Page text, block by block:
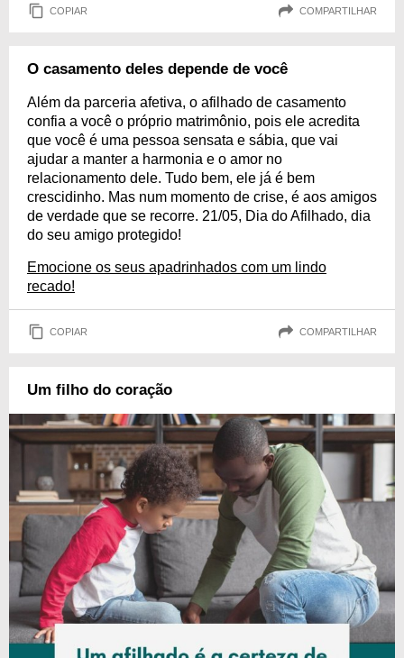
COPIAR COMPARTILHAR
O casamento deles depende de você
Além da parceria afetiva, o afilhado de casamento
confia a você o próprio matrimônio, pois ele acredita
que você é uma pessoa sensata e sábia, que vai
ajudar a manter a harmonia e o amor no
relacionamento dele. Tudo bem, ele já é bem
crescidinho. Mas num momento de crise, é aos amigos
de verdade que se recorre. 21/05, Dia do Afilhado, dia
do seu amigo protegido!
Emocione os seus apadrinhados com um lindo
recado!
COPIAR COMPARTILHAR
Um filho do coração